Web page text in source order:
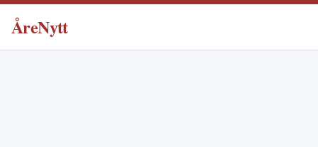
ÅreNytt